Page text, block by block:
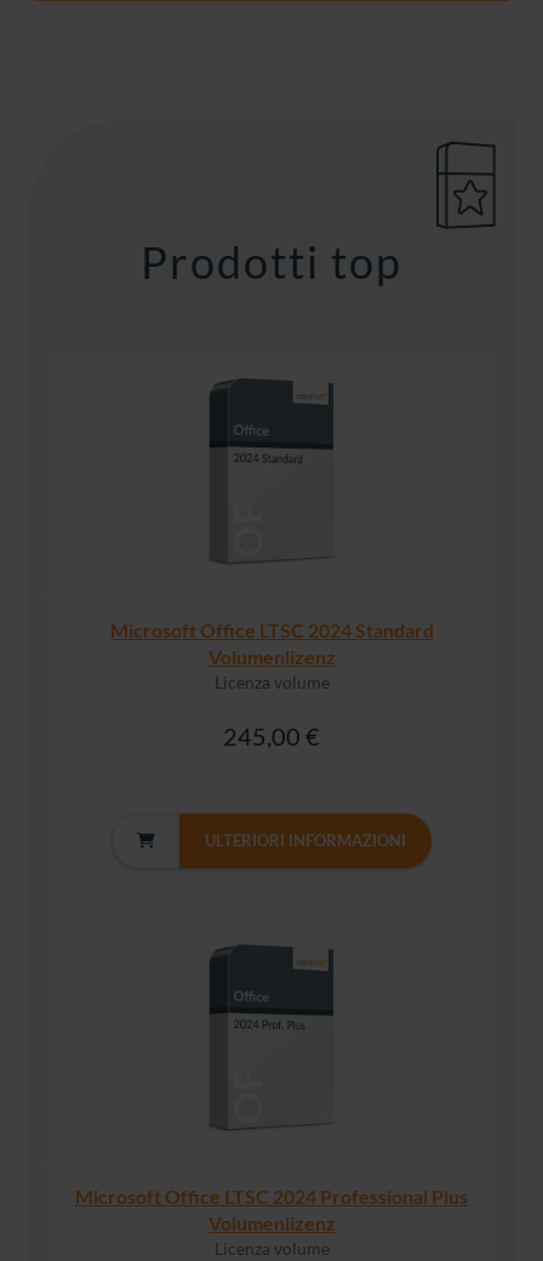
Prodotti top
Microsoft Office LTSC 2024 Standard
Volumenlizenz
Licenza volume
245,00 €
ULTERIORI INFORMAZIONI
Microsoft Office LTSC 2024 Professional Plus
Volumenlizenz
Licenza volume